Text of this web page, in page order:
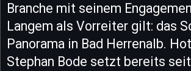
Branche mit seinem
Langem als Vorreiter gilt: das
Panorama in Bad Herrenalb.
Stephan Bode setzt bereits